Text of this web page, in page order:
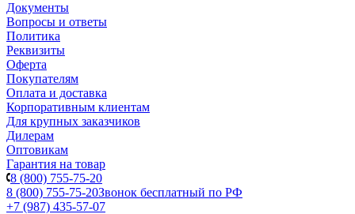
Документы
Вопросы и ответы
Политика
Реквизиты
Оферта
Покупателям
Оплата и доставка
Корпоративным клиентам
Для крупных заказчиков
Дилерам
Оптовикам
Гарантия на товар
8 (800) 755-75-20
8 (800) 755-75-20Звонок бесплатный по РФ
+7 (987) 435-57-07